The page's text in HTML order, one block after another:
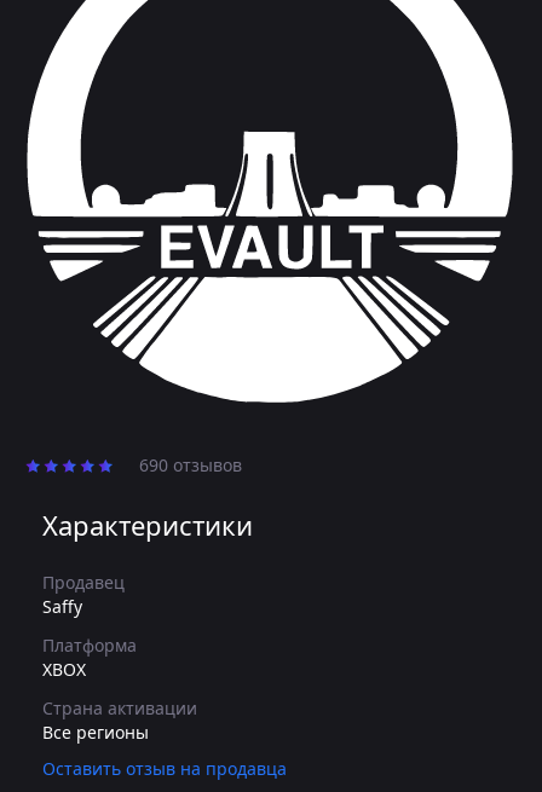
690 отзывов
Характеристики
Продавец
Saffy
Платформа
XBOX
Страна активации
Все регионы
Оставить отзыв на продавца